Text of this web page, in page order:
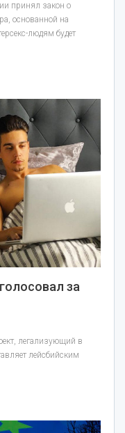
принял закон о
основанной на
людям будет
за
легализующий в
лейсбийским